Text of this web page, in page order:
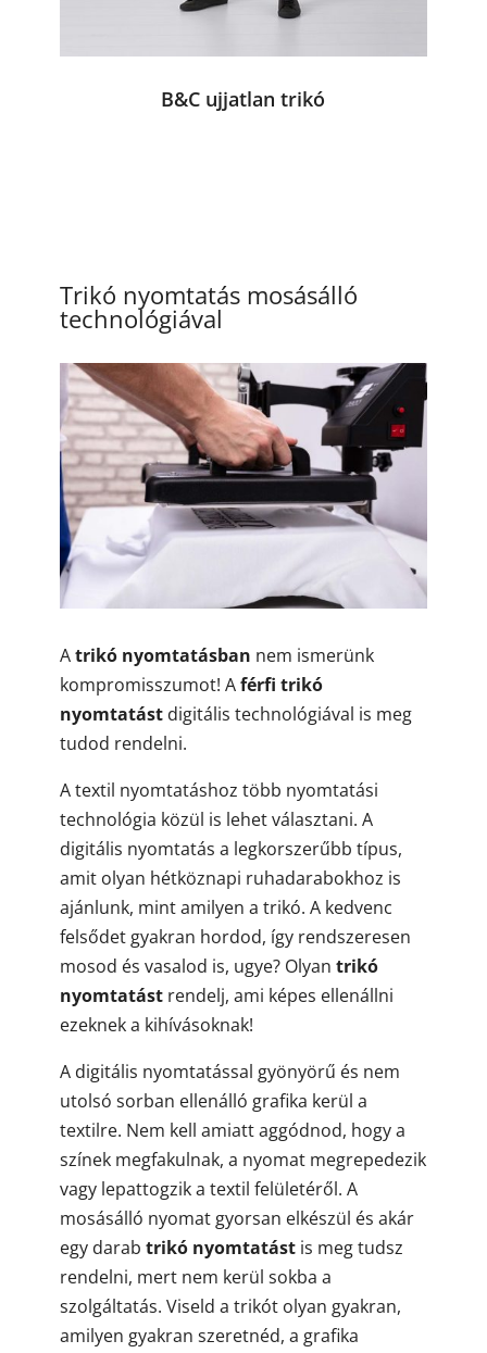
B&C ujjatlan trikó
Trikó nyomtatás mosásálló
technológiával
Atrikó nyomtatásban nem ismerünk
kompromisszumot! Aférfi trikó
nyomtatástdigitális technológiával is meg
tudod rendelni.
A textil nyomtatáshoz több nyomtatási
technológia közül is lehet választani. A
digitális nyomtatás a legkorszerűbb típus,
amit olyan hétköznapi ruhadarabokhoz is
ajánlunk, mint amilyen a trikó. A kedvenc
felsődet gyakran hordod, így rendszeresen
mosod és vasalod is, ugye? Olyan trikó
nyomtatástrendelj, ami képes ellenállni
ezeknek a kihívásoknak!
A digitális nyomtatással gyönyörű és nem
utolsó sorban ellenálló grafika kerül a
textilre. Nem kell amiatt aggódnod, hogy a
színek megfakulnak, a nyomat megrepedezik
vagy lepattogzik a textil felületéről. A
mosásálló nyomat gyorsan elkészül és akár
egy darab trikó nyomtatástis meg tudsz
rendelni, mert nem kerül sokba a
szolgáltatás. Viseld a trikót olyan gyakran,
amilyen gyakran szeretnéd, a grafika